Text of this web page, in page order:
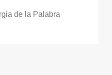
de la Palabra